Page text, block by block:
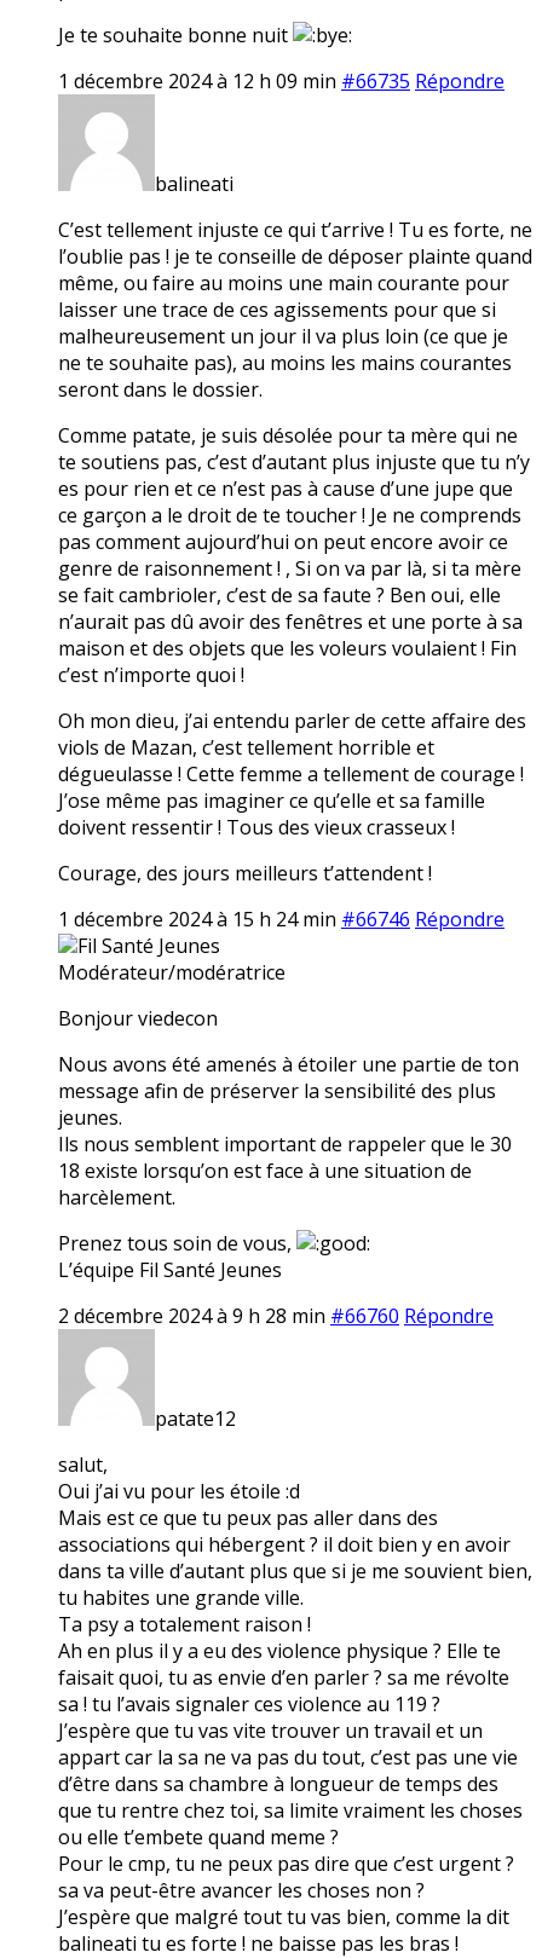
Je te souhaite bonne nuit
1 décembre 2024 à 12 h 09 min #66735 Répondre
balineati
C’est tellement injuste ce qui t’arrive ! Tu es forte, ne
l’oublie pas ! je te conseille de déposer plainte quand
même, ou faire au moins une main courante pour
laisser une trace de ces agissements pour que si
malheureusement un jour il va plus loin (ce que je
ne te souhaite pas), au moins les mains courantes
seront dans le dossier.
Comme patate, je suis désolée pour ta mère qui ne
te soutiens pas, c’est d’autant plus injuste que tu n’y
es pour rien et ce n’est pas à cause d’une jupe que
ce garçon a le droit de te toucher ! Je ne comprends
pas comment aujourd’hui on peut encore avoir ce
genre de raisonnement ! , Si on va par là, si ta mère
se fait cambrioler, c’est de sa faute ? Ben oui, elle
n’aurait pas dû avoir des fenêtres et une porte à sa
maison et des objets que les voleurs voulaient ! Fin
c’est n’importe quoi !
Oh mon dieu, j’ai entendu parler de cette affaire des
viols de Mazan, c’est tellement horrible et
dégueulasse ! Cette femme a tellement de courage !
J’ose même pas imaginer ce qu’elle et sa famille
doivent ressentir ! Tous des vieux crasseux !
Courage, des jours meilleurs t’attendent !
1 décembre 2024 à 15 h 24 min #66746 Répondre
Fil Santé Jeunes
Modérateur/modératrice
Bonjour viedecon
Nous avons été amenés à étoiler une partie de ton
message afin de préserver la sensibilité des plus
jeunes.
Ils nous semblent important de rappeler que le 30
18 existe lorsqu’on est face à une situation de
harcèlement.
Prenez tous soin de vous,
L’équipe Fil Santé Jeunes
2 décembre 2024 à 9 h 28 min #66760 Répondre
patate12
salut,
Oui j’ai vu pour les étoile :d
Mais est ce que tu peux pas aller dans des
associations qui hébergent ? il doit bien y en avoir
dans ta ville d’autant plus que si je me souvient bien,
tu habites une grande ville.
Ta psy a totalement raison !
Ah en plus il y a eu des violence physique ? Elle te
faisait quoi, tu as envie d’en parler ? sa me révolte
sa ! tu l’avais signaler ces violence au 119 ?
J’espère que tu vas vite trouver un travail et un
appart car la sa ne va pas du tout, c’est pas une vie
d’être dans sa chambre à longueur de temps des
que tu rentre chez toi, sa limite vraiment les choses
ou elle t’embete quand meme ?
Pour le cmp, tu ne peux pas dire que c’est urgent ?
sa va peut-être avancer les choses non ?
J’espère que malgré tout tu vas bien, comme la dit
balineati tu es forte ! ne baisse pas les bras !